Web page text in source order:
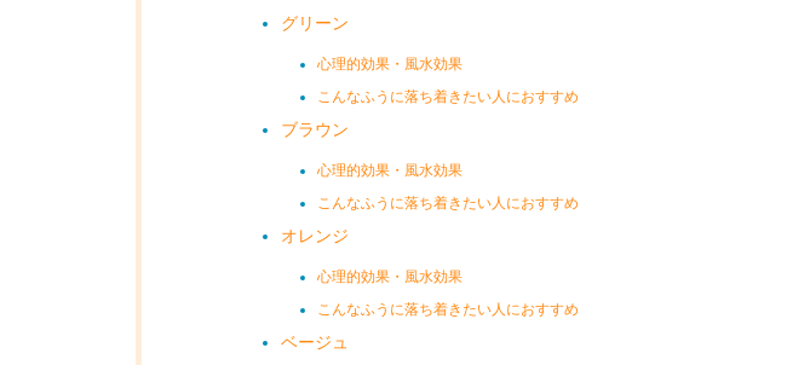
グリーン
心理的効果・風水効果
こんなふうに落ち着きたい人におすすめ
ブラウン
心理的効果・風水効果
こんなふうに落ち着きたい人におすすめ
オレンジ
心理的効果・風水効果
こんなふうに落ち着きたい人におすすめ
ベージュ